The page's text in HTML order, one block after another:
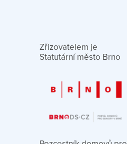
Zřizovatelem je
Statutární město Brno